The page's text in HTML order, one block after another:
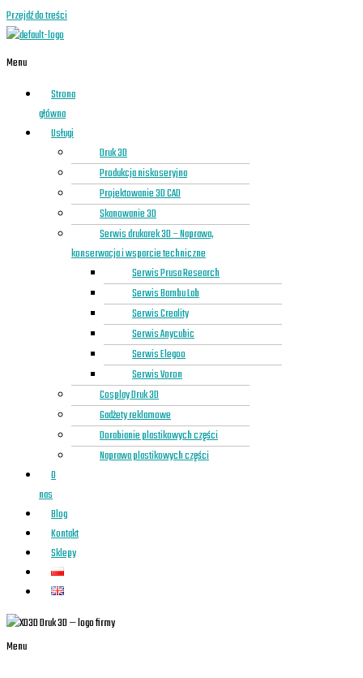
Przejdź do treści
Menu
Strona
główna
Usługi
Druk 3D
Produkcja niskoseryjna
Projektowanie 3D CAD
Skanowanie 3D
Serwis drukarek 3D – Naprawa,
konserwacja i wsparcie techniczne
Serwis Prusa Research
Serwis Bambu Lab
Serwis Creality
Serwis Anycubic
Serwis Elegoo
Serwis Voron
Cosplay Druk 3D
Gadżety reklamowe
Dorabianie plastikowych części
Naprawa plastikowych części
O
nas
Blog
Kontakt
Sklepy
Menu